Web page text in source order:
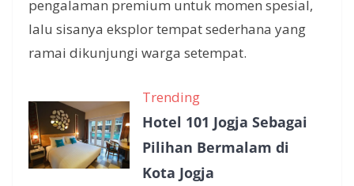
pengalaman premium untuk momen spesial,
lalu sisanya eksplor tempat sederhana yang
ramai dikunjungi warga setempat.
Trending
Hotel 101 Jogja Sebagai
Pilihan Bermalam di
Kota Jogja